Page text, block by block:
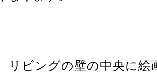
リビングの壁の中央に絵